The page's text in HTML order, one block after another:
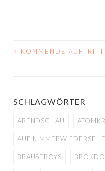
BEITRAGS-
< KOMMENDE
SCHLAGWÖRTER
ABENDSCHAU
AUF
BRAUSEBOYS